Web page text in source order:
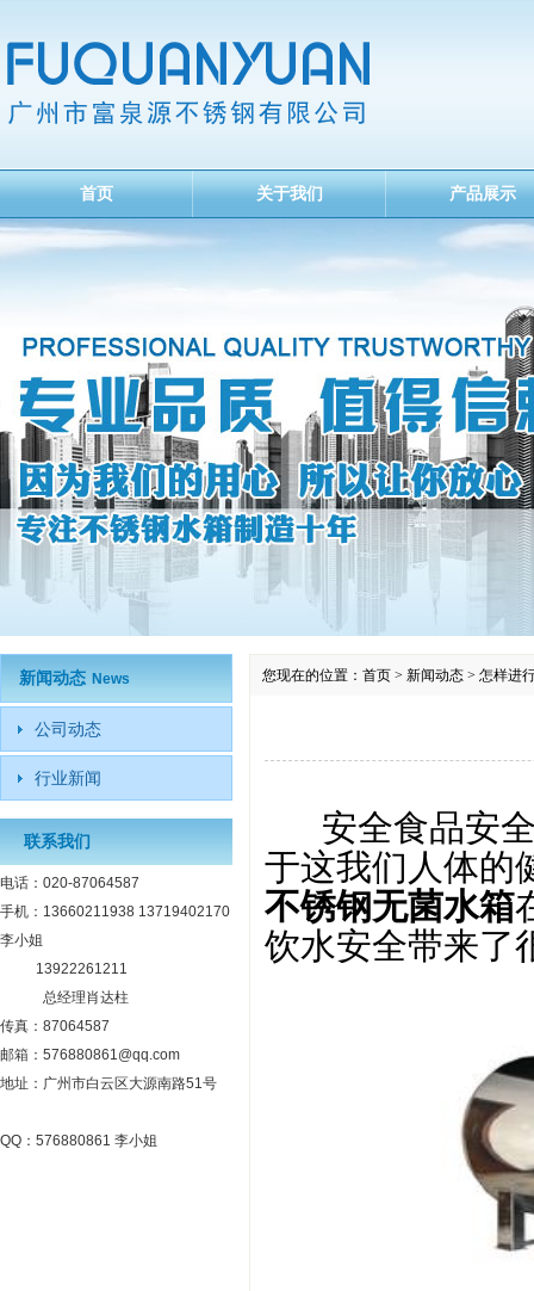
首页 关于我们 产品展示
您现在的位置： 首页 > 新闻动态 > 怎样进
安全食品安全
于这我们人体的
不锈钢无菌水箱
饮水安全带来了
新闻动态 News
公司动态
行业新闻
联系我们
电话：020-87064587
手机：13660211938 13719402170
李小姐
13922261211
总经理肖达柱
传真：87064587
邮箱：576880861@qq.com
地址：广州市白云区大源南路51号
QQ：576880861 李小姐